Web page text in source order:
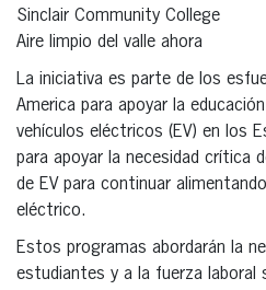
Sinclair Community College
Aire limpio del valle ahora
La iniciativa es parte de los
America para apoyar la
vehículos eléctricos (EV) en los
para apoyar la necesidad crítica
de EV para continuar
eléctrico.
Estos programas abordarán la
estudiantes y a la fuerza laboral